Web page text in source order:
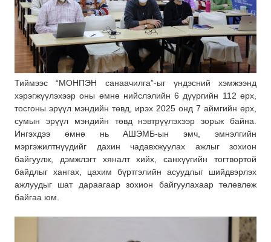
Тиймээс “МОНПЭН санаачилга”-ыг үндэсний хэмжээнд
хэрэгжүүлэхээр оны өмнө нийслэлийн 6 дүүргийн 112 өрх,
тосгоны эрүүл мэндийн төвд, ирэх 2025 онд 7 аймгийн өрх,
сумын эрүүл мэндийн төвд нэвтрүүлэхээр зорьж байна.
Ингэхдээ өмнө нь АШЭМБ-ын эмч, эмнэлгийн
мэргэжилтнүүдийг дахин чадавхжуулах ажлыг зохион
байгуулж, дэмжлэгт хяналт хийх, санхүүгийн тогтвортой
байдлыг хангах, цахим бүртгэлийн асуудлыг шийдвэрлэх
ажлуудыг шат дараагаар зохион байгуулахаар төлөвлөж
байгаа юм.